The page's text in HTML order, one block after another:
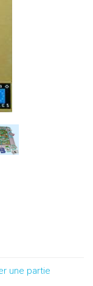
une partie